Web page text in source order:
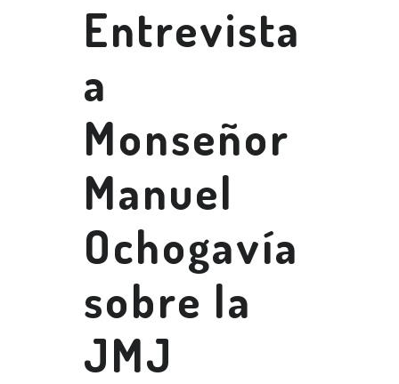
Entrevista
a
Monseñor
Manuel
Ochogavía
sobre la
JMJ